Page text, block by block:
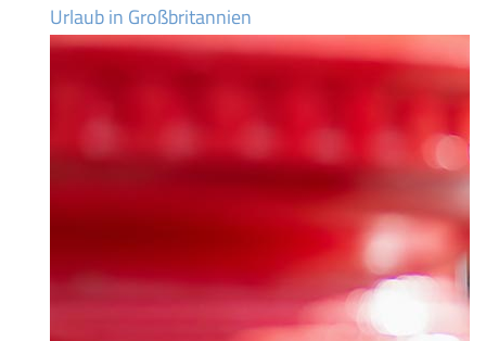
Urlaub in Großbritannien